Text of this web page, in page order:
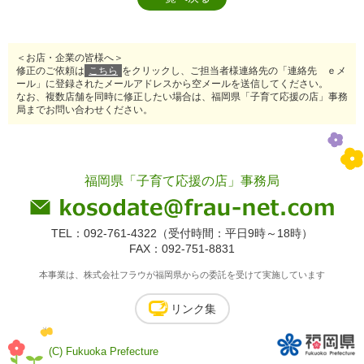
＜お店・企業の皆様へ＞
修正のご依頼は
こちら をクリックし、ご担当者様連絡先の「連絡先 ｅメ
ール」に登録されたメールアドレスから空メールを送信してください。
なお、複数店舗を同時に修正したい場合は、福岡県「子育て応援の店」事務
局までお問い合わせください。
福岡県「子育て応援の店」事務局
TEL：092-761-4322（受付時間：平日9時～18時）
FAX：092-751-8831
本事業は、株式会社フラウが福岡県からの委託を受けて実施しています
リンク集
(C) Fukuoka Prefecture